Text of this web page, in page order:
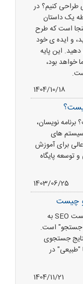
طراحی کنیم؟ در
یک داستان
است که طرح
و ایده ی خود
این پایه
خواهد بود،
1404/10/18
نویسان،
سیستم های
برای آموزش
توسعه پایگاه
1403/06/25
چیست
بهینه سازی موتور جستجو چیست SEO به
جستجو" است.
جستجوی
"طبیعی" در
1404/11/21